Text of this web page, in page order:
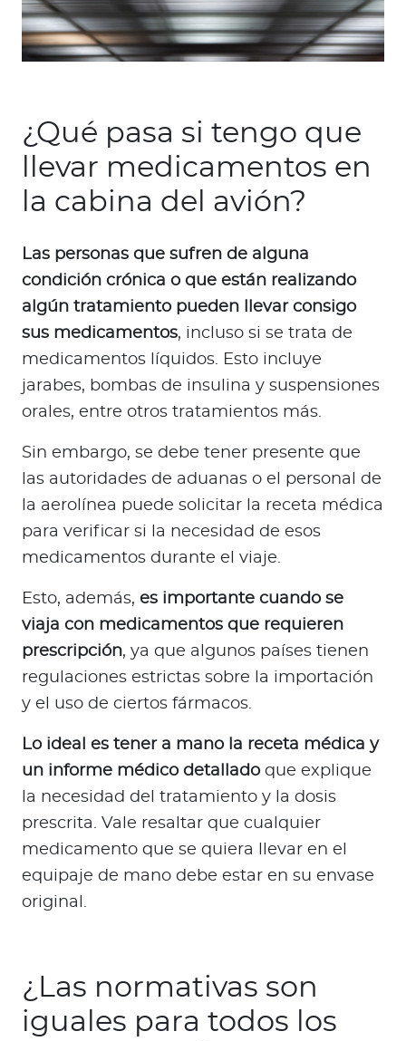
¿Qué pasa si tengo que
llevar medicamentos en
la cabina del avión?
Las personas que sufren de alguna
condición crónica o que están realizando
algún tratamiento pueden llevar consigo
sus medicamentos, incluso si se trata de
medicamentos líquidos. Esto incluye
jarabes, bombas de insulina y suspensiones
orales, entre otros tratamientos más.
Sin embargo, se debe tener presente que
las autoridades de aduanas o el personal de
la aerolínea puede solicitar la receta médica
para verificar si la necesidad de esos
medicamentos durante el viaje.
Esto, además, es importante cuando se
viaja con medicamentos que requieren
prescripción, ya que algunos países tienen
regulaciones estrictas sobre la importación
y el uso de ciertos fármacos.
Lo ideal es tener a mano la receta médica y
un informe médico detalladoque explique
la necesidad del tratamiento y la dosis
prescrita. Vale resaltar que cualquier
medicamento que se quiera llevar en el
equipaje de mano debe estar en su envase
original.
¿Las normativas son
iguales para todos los